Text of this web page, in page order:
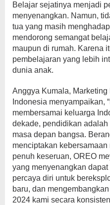
Belajar sejatinya menjadi
menyenangkan. Namun,
tua yang masih
mendorong semangat
maupun di rumah. Karena
pembelajaran yang lebih
dunia anak.
Anggya Kumala,
Indonesia menyampaikan,
membersamai keluarga
dekade, pendidikan
masa depan bangsa.
menciptakan
penuh keseruan, OREO
yang menyenangkan
percaya diri untuk
baru, dan
2024 kami secara